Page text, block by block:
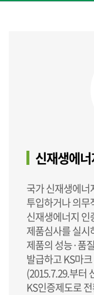
신재생에
국가 신재생에너
투입하거나 의무
신재생에너지 인
제품심사를 실
제품의 성능·품
발급하고 KS마
(2015.7.29.부터
KS인증제도로